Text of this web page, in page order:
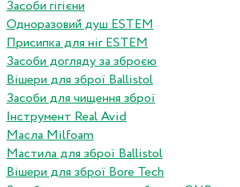
Засоби гігієни
Одноразовий душ ESTEM
Присипка для ніг ESTEM
Засоби догляду за зброєю
Вішери для зброї Ballistol
Засоби для чищення зброї
Інструмент Real Avid
Масла Milfoam
Мастила для зброї Ballistol
Вішери для зброї Bore Tech